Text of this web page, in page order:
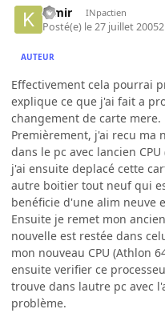
kimir INpactien
Posté(e) le 27 juillet 2005
AUTEUR
Effectivement cela pourrai
explique ce que j'ai fait a
changement de carte mere.
Premièrement, j'ai recu ma
dans le pc avec lancien
j'ai ensuite deplacé cette
autre boitier tout neuf qui
benéficie d'une alim neuve
Ensuite je remet mon
nouvelle est restée dans
mon nouveau CPU (Athlon
ensuite verifier ce
trouve dans lautre pc avec
problème.